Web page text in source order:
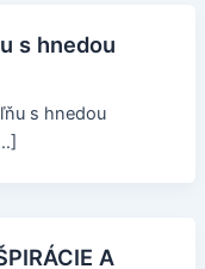
s hnedou
s hnedou
A